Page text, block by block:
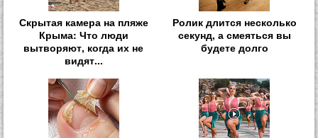
Скрытая камера на пляже
Крыма: Что люди
вытворяют, когда их не
видят...
Ролик длится несколько
секунд, а смеяться вы
будете долго